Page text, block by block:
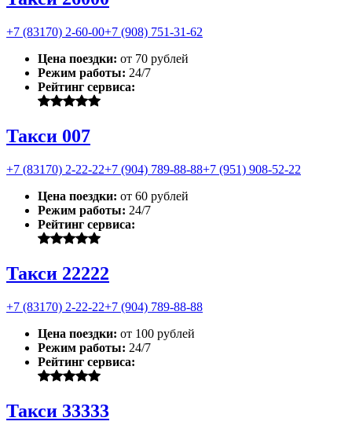
+7 (83170) 2-60-00+7 (908) 751-31-62
Цена поездки: от 70 рублей
Режим работы: 24/7
Рейтинг сервиса:
Такси 007
+7 (83170) 2-22-22+7 (904) 789-88-88+7 (951) 908-52-22
Цена поездки: от 60 рублей
Режим работы: 24/7
Рейтинг сервиса:
Такси 22222
+7 (83170) 2-22-22+7 (904) 789-88-88
Цена поездки: от 100 рублей
Режим работы: 24/7
Рейтинг сервиса:
Такси 33333